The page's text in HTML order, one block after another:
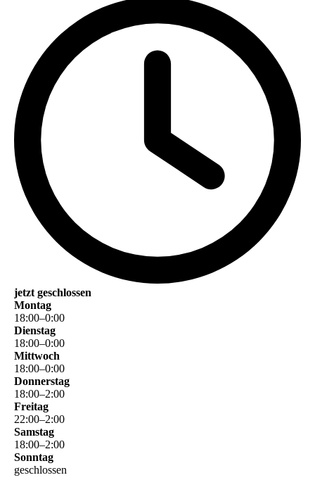
jetzt geschlossen
Montag
18:00–0:00
Dienstag
18:00–0:00
Mittwoch
18:00–0:00
Donnerstag
18:00–2:00
Freitag
22:00–2:00
Samstag
18:00–2:00
Sonntag
geschlossen